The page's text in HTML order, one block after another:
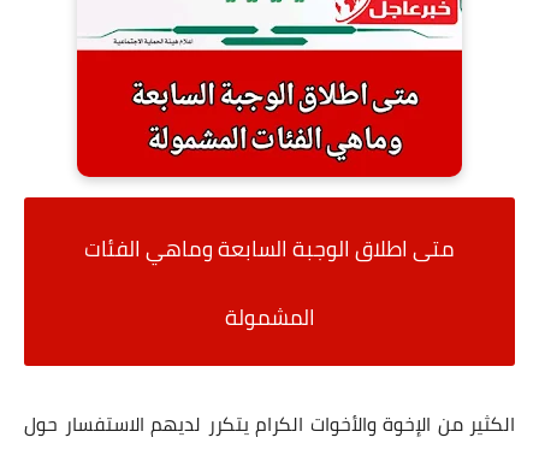
متى اطلاق الوجبة السابعة وماهي الفئات
المشمولة
الكثير من الإخوة والأخوات الكرام يتكرر لديهم الاستفسار حول